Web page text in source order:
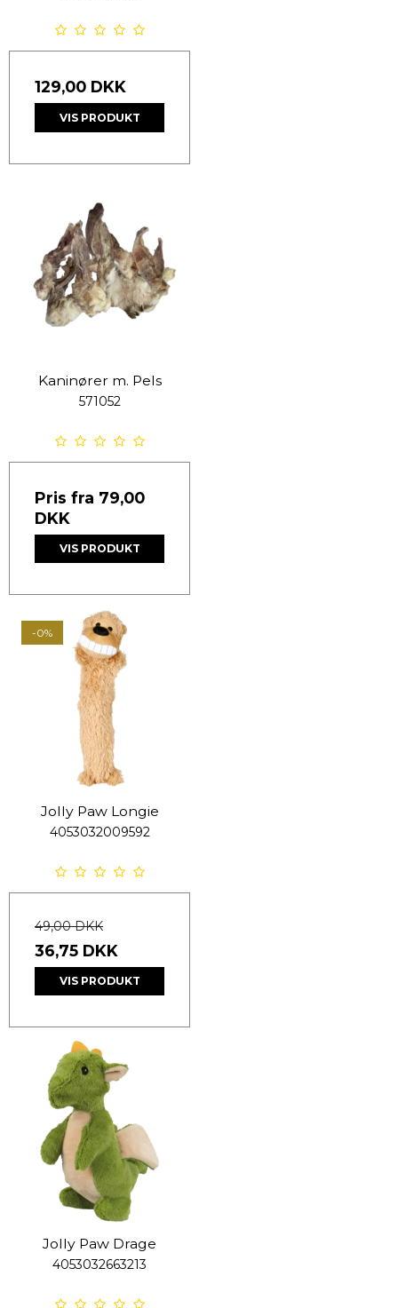
129,00 DKK
VIS PRODUKT
Kaninører m. Pels
571052
Pris fra 79,00
DKK
VIS PRODUKT
-0%
Jolly Paw Longie
4053032009592
49,00 DKK
36,75 DKK
VIS PRODUKT
Jolly Paw Drage
4053032663213